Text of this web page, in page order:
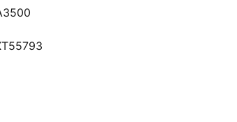
GLA3500
拉克XT55793